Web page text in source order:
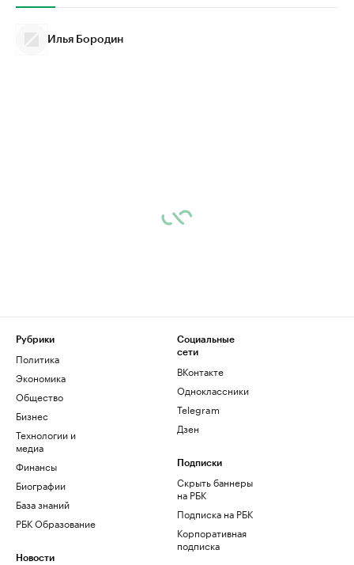
Илья Бородин
Рубрики
Политика
Экономика
Общество
Бизнес
Технологии и
медиа
Финансы
Биографии
База знаний
РБК Образование
Новости
Социальные
сети
ВКонтакте
Одноклассники
Telegram
Дзен
Подписки
Скрыть баннеры
на РБК
Подписка на РБК
Корпоративная
подписка